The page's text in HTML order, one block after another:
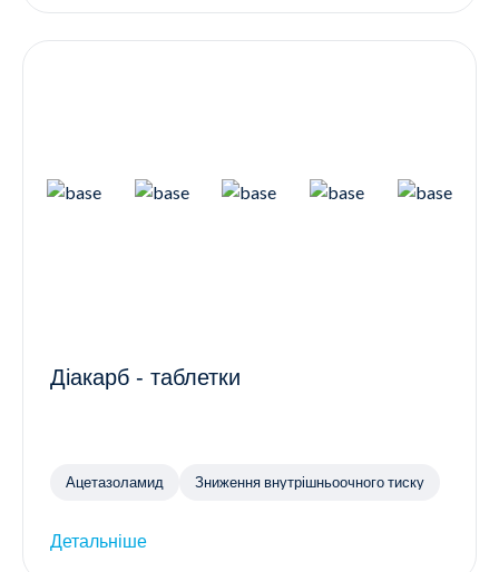
Діакарб - таблетки
Ацетазоламид Зниження внутрішньоочного тиску
Детальніше